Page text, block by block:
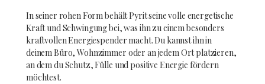
In seiner rohen Form behält Pyrit seine volle energetische
Kraft und Schwingung bei, was ihn zu einem besonders
kraftvollen Energiespender macht. Du kannst ihn in
deinem Büro, Wohnzimmer oder an jedem Ort platzieren,
an dem du Schutz, Fülle und positive Energie fördern
möchtest.